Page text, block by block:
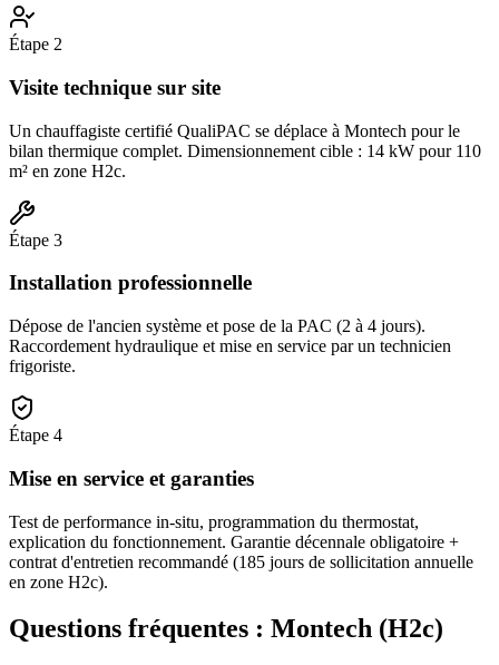
Étape 2
Visite technique sur site
Un chauffagiste certifié QualiPAC se déplace à Montech pour le
bilan thermique complet. Dimensionnement cible : 14 kW pour 110
m² en zone H2c.
Étape 3
Installation professionnelle
Dépose de l'ancien système et pose de la PAC (2 à 4 jours).
Raccordement hydraulique et mise en service par un technicien
frigoriste.
Étape 4
Mise en service et garanties
Test de performance in-situ, programmation du thermostat,
explication du fonctionnement. Garantie décennale obligatoire +
contrat d'entretien recommandé (185 jours de sollicitation annuelle
en zone H2c).
Questions fréquentes : Montech (H2c)